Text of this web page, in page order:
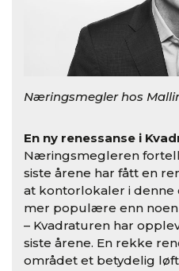
Næringsmegler hos
En ny renessanse i
Næringsmegleren
siste årene har fått en
at kontorlokaler i denne
mer populære enn noen
– Kvadraturen har
siste årene. En rekke
området et betydelig